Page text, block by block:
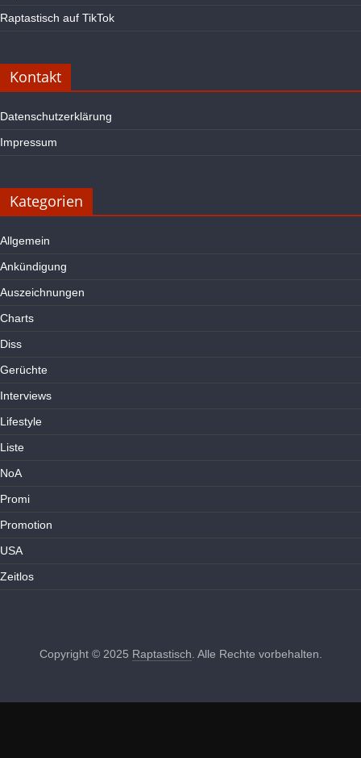
Raptastisch auf TikTok
Kontakt
Datenschutzerklärung
Impressum
Kategorien
Allgemein
Ankündigung
Auszeichnungen
Charts
Diss
Gerüchte
Interviews
Lifestyle
Liste
NoA
Promi
Promotion
USA
Zeitlos
Copyright © 2025 Raptastisch . Alle Rechte vorbehalten.